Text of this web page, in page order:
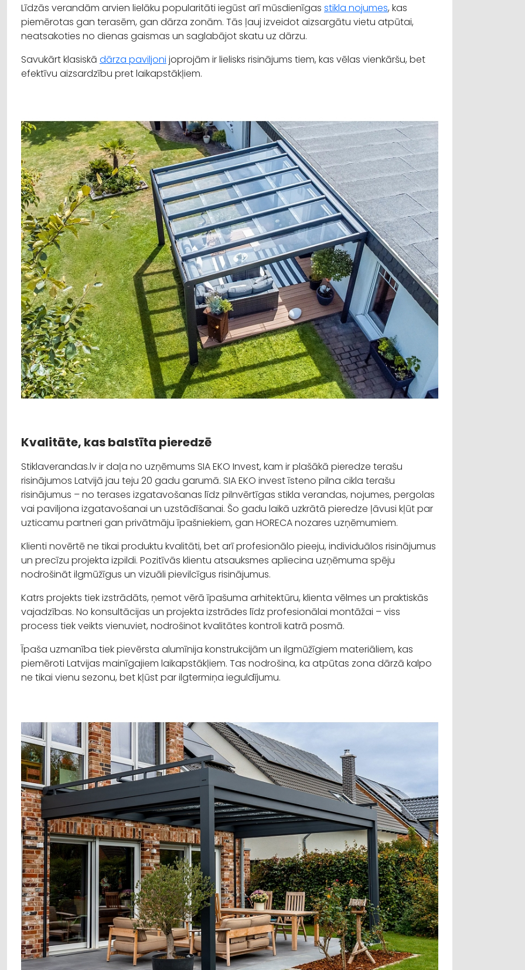
Līdzās verandām arvien lielāku popularitāti iegūst arī mūsdienīgas stikla nojumes, kas
piemērotas gan terasēm, gan dārza zonām. Tās ļauj izveidot aizsargātu vietu atpūtai,
neatsakoties no dienas gaismas un saglabājot skatu uz dārzu.
Savukārt klasiskā dārza paviljoni joprojām ir lielisks risinājums tiem, kas vēlas vienkāršu, bet
efektīvu aizsardzību pret laikapstākļiem.
Kvalitāte, kas balstīta pieredzē
Stiklaverandas.lv ir daļa no uzņēmums SIA EKO Invest, kam ir plašākā pieredze terašu
risinājumos Latvijā jau teju 20 gadu garumā. SIA EKO invest īsteno pilna cikla terašu
risinājumus – no terases izgatavošanas līdz pilnvērtīgas stikla verandas, nojumes, pergolas
vai paviljona izgatavošanai un uzstādīšanai. Šo gadu laikā uzkrātā pieredze ļāvusi kļūt par
uzticamu partneri gan privātmāju īpašniekiem, gan HORECA nozares uzņēmumiem.
Klienti novērtē ne tikai produktu kvalitāti, bet arī profesionālo pieeju, individuālos risinājumus
un precīzu projekta izpildi. Pozitīvās klientu atsauksmes apliecina uzņēmuma spēju
nodrošināt ilgmūžīgus un vizuāli pievilcīgus risinājumus.
Katrs projekts tiek izstrādāts, ņemot vērā īpašuma arhitektūru, klienta vēlmes un praktiskās
vajadzības. No konsultācijas un projekta izstrādes līdz profesionālai montāžai – viss
process tiek veikts vienuviet, nodrošinot kvalitātes kontroli katrā posmā.
Īpaša uzmanība tiek pievērsta alumīnija konstrukcijām un ilgmūžīgiem materiāliem, kas
piemēroti Latvijas mainīgajiem laikapstākļiem. Tas nodrošina, ka atpūtas zona dārzā kalpo
ne tikai vienu sezonu, bet kļūst par ilgtermiņa ieguldījumu.